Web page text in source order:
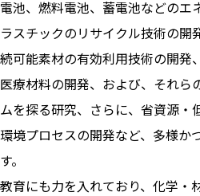
電池、燃料電池、蓄電池などのエ
ラスチックのリサイクル技術の開
続可能素材の有効利用技術の開発
医療材料の開発、および、それら
ムを探る研究、さらに、省資源・
環境プロセスの開発など、多様か
す。
教育にも力を入れており、化学・